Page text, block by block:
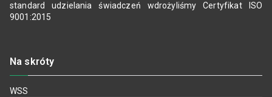
standard udzielania świadczeń wdrożyliśmy Certyfikat ISO
9001:2015
Na skróty
WSS